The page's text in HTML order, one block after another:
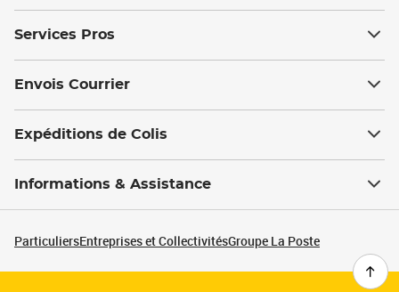
Services Pros
Envois Courrier
Expéditions de Colis
Informations & Assistance
ParticuliersEntreprises et CollectivitésGroupe La Poste